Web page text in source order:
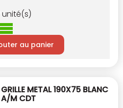
unité(s)
au panier
GRILLE METAL 190X75 BLANC
A/M CDT